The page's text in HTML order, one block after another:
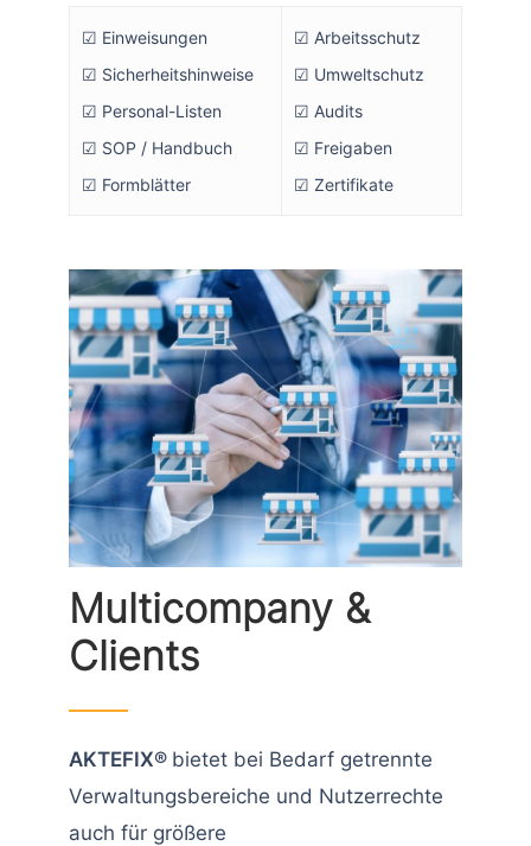
☑ Einweisungen
☑ Sicherheitshinweise
☑ Personal-Listen
☑ SOP / Handbuch
☑ Formblätter
☑ Arbeitsschutz
☑ Umweltschutz
☑ Audits
☑ Freigaben
☑ Zertifikate
Multicompany &
Clients
AKTEFIX® bietet bei Bedarf getrennte
Verwaltungsbereiche und Nutzerrechte
auch für größere